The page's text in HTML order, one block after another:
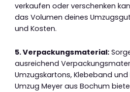
verkaufen oder verschenken
das Volumen deines
und Kosten.
5. Verpackungsmaterial:
ausreichend
Umzugskartons, Klebeband
Umzug Meyer aus Bochum